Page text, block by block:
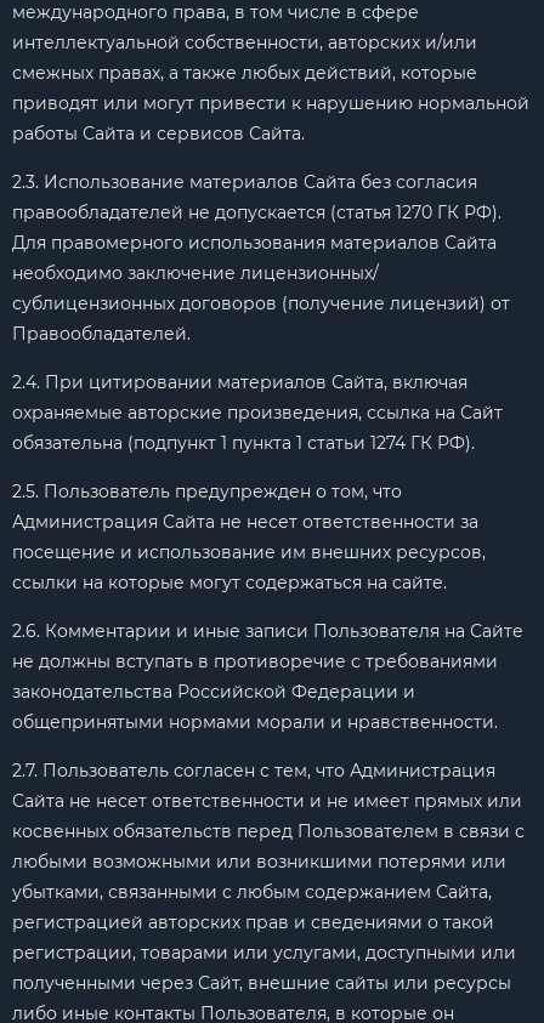
международного права, в том числе в сфере
интеллектуальной собственности, авторских и/или
смежных правах, а также любых действий, которые
приводят или могут привести к нарушению нормальной
работы Сайта и сервисов Сайта.
2.3. Использование материалов Сайта без согласия
правообладателей не допускается (статья 1270 ГК РФ).
Для правомерного использования материалов Сайта
необходимо заключение лицензионных/
сублицензионных договоров (получение лицензий) от
Правообладателей.
2.4. При цитировании материалов Сайта, включая
охраняемые авторские произведения, ссылка на Сайт
обязательна (подпункт 1 пункта 1 статьи 1274 ГК РФ).
2.5. Пользователь предупрежден о том, что
Администрация Сайта не несет ответственности за
посещение и использование им внешних ресурсов,
ссылки на которые могут содержаться на сайте.
2.6. Комментарии и иные записи Пользователя на Сайте
не должны вступать в противоречие с требованиями
законодательства Российской Федерации и
общепринятыми нормами морали и нравственности.
2.7. Пользователь согласен с тем, что Администрация
Сайта не несет ответственности и не имеет прямых или
косвенных обязательств перед Пользователем в связи с
любыми возможными или возникшими потерями или
убытками, связанными с любым содержанием Сайта,
регистрацией авторских прав и сведениями о такой
регистрации, товарами или услугами, доступными или
полученными через Сайт, внешние сайты или ресурсы
либо иные контакты Пользователя, в которые он